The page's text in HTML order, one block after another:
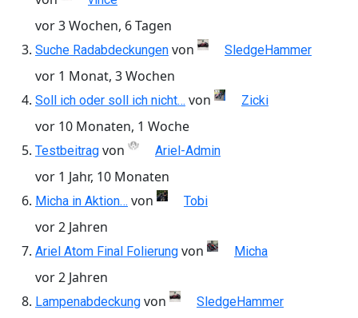
vor 3 Wochen, 6 Tagen
Suche Radabdeckungen von SledgeHammer
vor 1 Monat, 3 Wochen
Soll ich oder soll ich nicht… von Zicki
vor 10 Monaten, 1 Woche
Testbeitrag von Ariel-Admin
vor 1 Jahr, 10 Monaten
Micha in Aktion… von Tobi
vor 2 Jahren
Ariel Atom Final Folierung von Micha
vor 2 Jahren
Lampenabdeckung von SledgeHammer